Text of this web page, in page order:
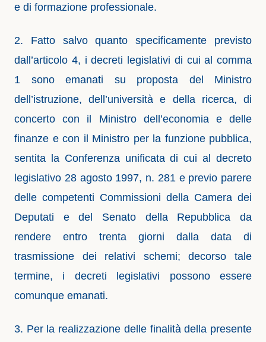
e di formazione professionale.
2. Fatto salvo quanto specificamente previsto
dall’articolo 4, i decreti legislativi di cui al comma
1 sono emanati su proposta del Ministro
dell’istruzione, dell’università e della ricerca, di
concerto con il Ministro dell’economia e delle
finanze e con il Ministro per la funzione pubblica,
sentita la Conferenza unificata di cui al decreto
legislativo 28 agosto 1997, n. 281 e previo parere
delle competenti Commissioni della Camera dei
Deputati e del Senato della Repubblica da
rendere entro trenta giorni dalla data di
trasmissione dei relativi schemi; decorso tale
termine, i decreti legislativi possono essere
comunque emanati.
3. Per la realizzazione delle finalità della presente